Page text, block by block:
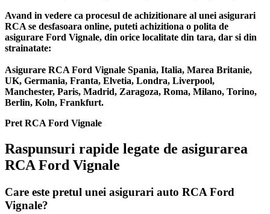
Avand in vedere ca procesul de achizitionare al unei asigurari
RCA se desfasoara online, puteti achizitiona o polita de
asigurare Ford Vignale, din orice localitate din tara, dar si din
strainatate:
Asigurare RCA Ford Vignale Spania, Italia, Marea Britanie,
UK, Germania, Franta, Elvetia, Londra, Liverpool,
Manchester, Paris, Madrid, Zaragoza, Roma, Milano, Torino,
Berlin, Koln, Frankfurt.
Pret RCA Ford Vignale
Raspunsuri rapide legate de asigurarea
RCA Ford Vignale
Care este pretul unei asigurari auto RCA Ford
Vignale?